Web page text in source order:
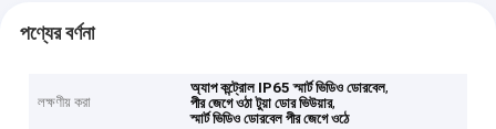
পণ্যের বর্ণনা
লক্ষণীয় করা
অ্যাপ কন্ট্রোল IP65 স্মার্ট ভিডিও ডোরবেল,
পীর জেগে ওঠা টুয়া ডোর ভিউয়ার,
স্মার্ট ভিডিও ডোরবেল পীর জেগে ওঠে